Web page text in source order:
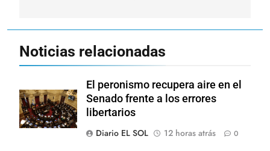
Noticias relacionadas
El peronismo recupera aire en el
Senado frente a los errores
libertarios
Diario EL SOL
12 horas atrás 0